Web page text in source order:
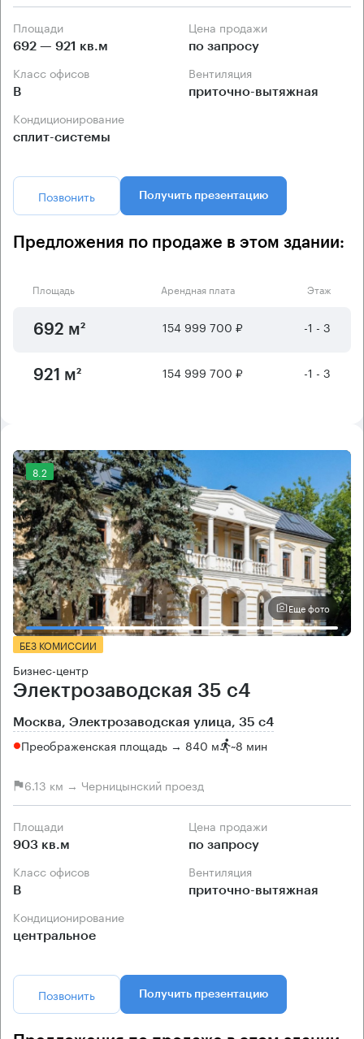
Площади
692 — 921 кв.м
Цена продажи
по запросу
Класс офисов
B
Вентиляция
приточно-вытяжная
Кондиционирование
сплит-системы
Позвонить Получить презентацию
Предложения по продаже в этом здании:
Площадь Арендная плата Этаж
692 м² 154 999 700 ₽ -1 - 3
921 м² 154 999 700 ₽ -1 - 3
8.2
Еще фото
БЕЗ КОМИССИИ
Бизнес-центр
Электрозаводская 35 с4
Москва, Электрозаводская улица, 35 с4
Преображенская площадь → 840 м ~8 мин
6.13 км → Черницынский проезд
Площади
903 кв.м
Цена продажи
по запросу
Класс офисов
B
Вентиляция
приточно-вытяжная
Кондиционирование
центральное
Позвонить Получить презентацию